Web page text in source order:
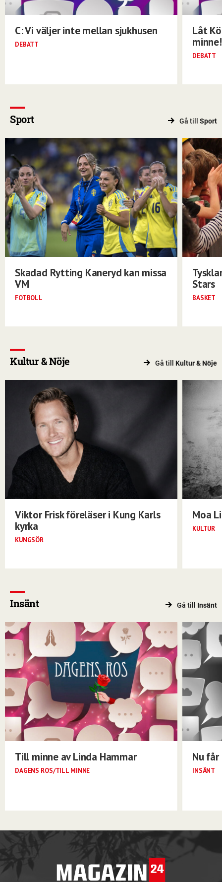
C: Vi väljer inte mellan sjukhusen
DEBATT
Låt
minne!
DEBATT
Sport Gå till Sport
Skadad Rytting Kaneryd kan missa
VM
FOTBOLL
Stars
BASKET
Kultur & Nöje Gå till Kultur & Nöje
Viktor Frisk föreläser i Kung Karls
kyrka
KUNGSÖR
Moa
KULTUR
Insänt Gå till Insänt
Till minne av Linda Hammar
DAGENS ROS/TILL MINNE
Nu
INSÄNT